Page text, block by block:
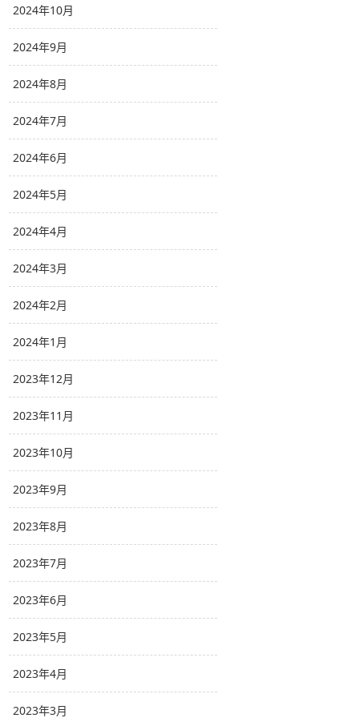
2024年10月
2024年9月
2024年8月
2024年7月
2024年6月
2024年5月
2024年4月
2024年3月
2024年2月
2024年1月
2023年12月
2023年11月
2023年10月
2023年9月
2023年8月
2023年7月
2023年6月
2023年5月
2023年4月
2023年3月